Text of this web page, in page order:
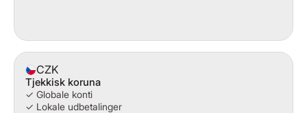
CZK
Tjekkisk koruna
✓ Globale konti
✓ Lokale udbetalinger